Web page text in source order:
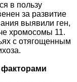
в пользу
за развитие
выявили ген,
хромосомы 11.
с отягощенным